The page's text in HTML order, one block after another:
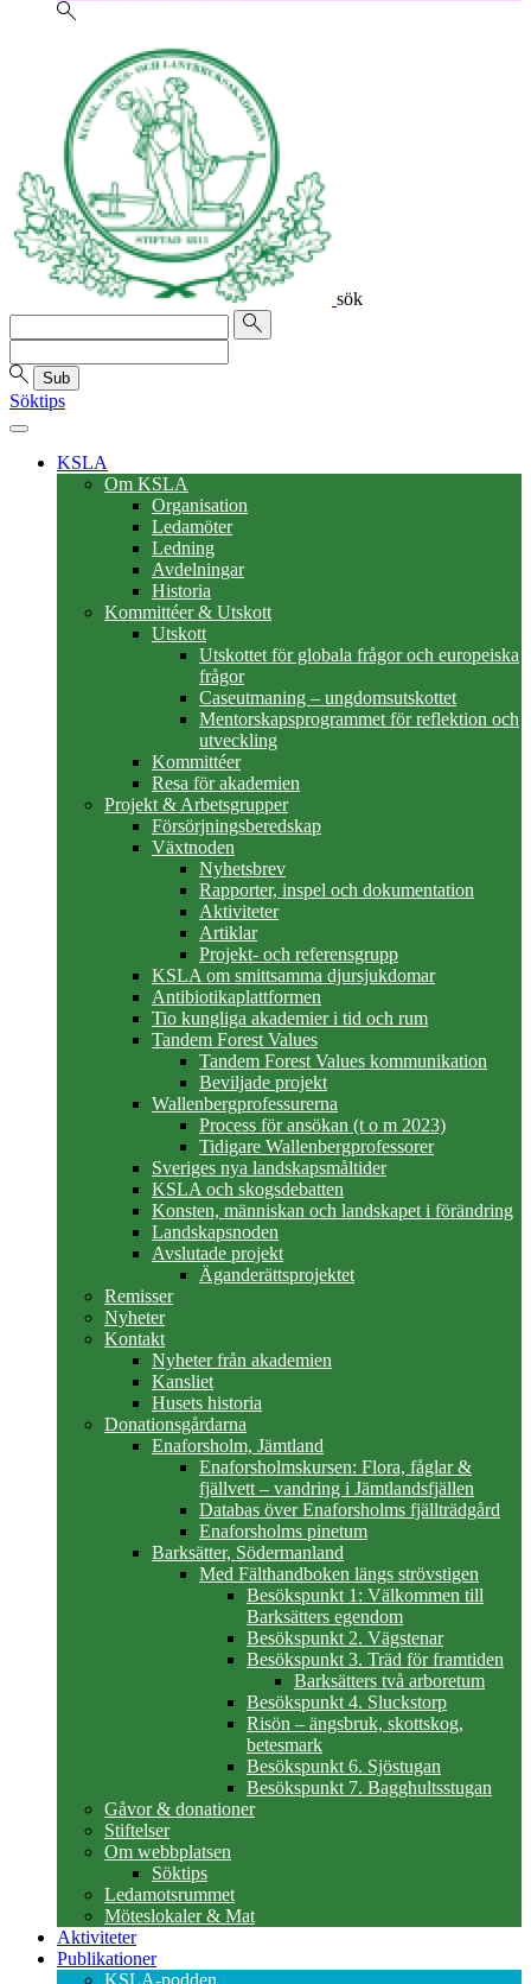
sök
Sub
Söktips
KSLA
Om KSLA
Organisation
Ledamöter
Ledning
Avdelningar
Historia
Kommittéer & Utskott
Utskott
Utskottet för globala frågor och europeiska
frågor
Caseutmaning – ungdomsutskottet
Mentorskapsprogrammet för reflektion och
utveckling
Kommittéer
Resa för akademien
Projekt & Arbetsgrupper
Försörjningsberedskap
Växtnoden
Nyhetsbrev
Rapporter, inspel och dokumentation
Aktiviteter
Artiklar
Projekt- och referensgrupp
KSLA om smittsamma djursjukdomar
Antibiotikaplattformen
Tio kungliga akademier i tid och rum
Tandem Forest Values
Tandem Forest Values kommunikation
Beviljade projekt
Wallenbergprofessurerna
Process för ansökan (t o m 2023)
Tidigare Wallenbergprofessorer
Sveriges nya landskapsmåltider
KSLA och skogsdebatten
Konsten, människan och landskapet i förändring
Landskapsnoden
Avslutade projekt
Äganderättsprojektet
Remisser
Nyheter
Kontakt
Nyheter från akademien
Kansliet
Husets historia
Donationsgårdarna
Enaforsholm, Jämtland
Enaforsholmskursen: Flora, fåglar &
fjällvett – vandring i Jämtlandsfjällen
Databas över Enaforsholms fjällträdgård
Enaforsholms pinetum
Barksätter, Södermanland
Med Fälthandboken längs strövstigen
Besökspunkt 1: Välkommen till
Barksätters egendom
Besökspunkt 2. Vägstenar
Besökspunkt 3. Träd för framtiden
Barksätters två arboretum
Besökspunkt 4. Sluckstorp
Risön – ängsbruk, skottskog,
betesmark
Besökspunkt 6. Sjöstugan
Besökspunkt 7. Bagghultsstugan
Gåvor & donationer
Stiftelser
Om webbplatsen
Söktips
Ledamotsrummet
Möteslokaler & Mat
Aktiviteter
Publikationer
KSLA-podden